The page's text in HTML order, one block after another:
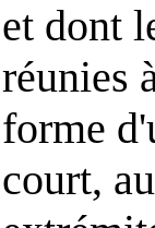
et dont
réunies
forme
court,